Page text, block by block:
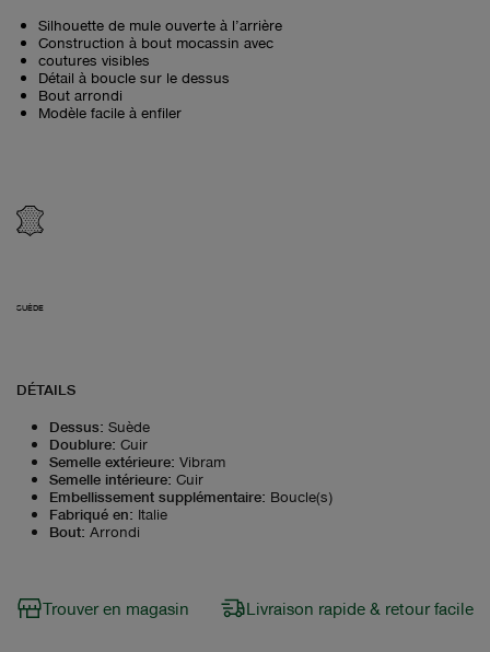
Silhouette de mule ouverte à l’arrière
Construction à bout mocassin avec
coutures visibles
Détail à boucle sur le dessus
Bout arrondi
Modèle facile à enfiler
SUÈDE
DÉTAILS
Dessus: Suède
Doublure: Cuir
Semelle extérieure: Vibram
Semelle intérieure: Cuir
Embellissement supplémentaire: Boucle(s)
Fabriqué en: Italie
Bout: Arrondi
Trouver en magasin Livraison rapide & retour facile